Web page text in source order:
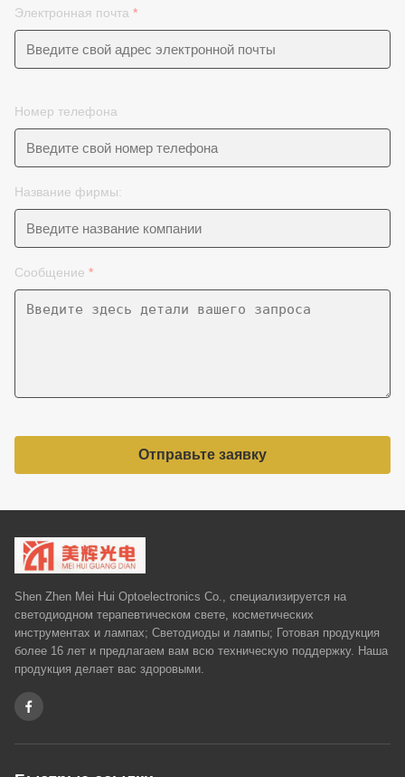
Электронная почта *
Номер телефона
Название фирмы:
Сообщение *
Отправьте заявку
Shen Zhen Mei Hui Optoelectronics Co., специализируется на
светодиодном терапевтическом свете, косметических
инструментах и ​​лампах; Светодиоды и лампы; Готовая продукция
более 16 лет и предлагаем вам всю техническую поддержку. Наша
продукция делает вас здоровыми.